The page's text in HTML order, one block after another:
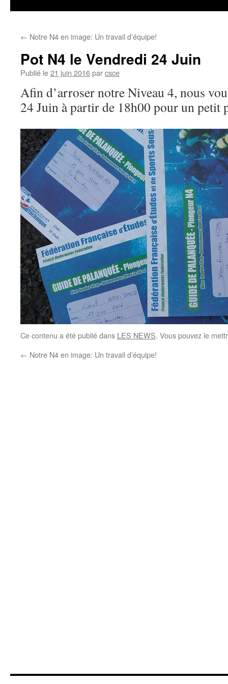
← Notre N4 en image: Un travail d’équipe!
Pot N4 le Vendredi 24 Juin
Publié le21 juin 2016parcsce
Afin d’arroser notre Niveau 4, nous
24 Juin à partir de 18h00 pour un petit
Ce contenu a été publié dans LES NEWS. Vous pouvez le
← Notre N4 en image: Un travail d’équipe!